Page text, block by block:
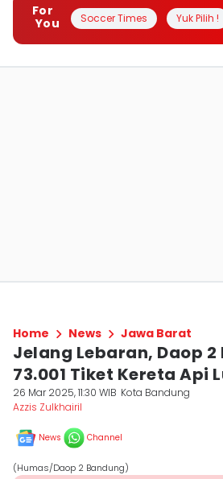
For
You
Soccer Times Yuk Pilih !
Home News Jawa Barat
Jelang Lebaran, Daop 2
73.001 Tiket Kereta Api
26 Mar 2025, 11:30 WIB Kota Bandung
Azzis Zulkhairil
News Channel
(Humas/Daop 2 Bandung)